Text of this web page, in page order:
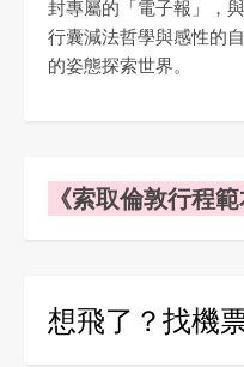
封專屬的「電子報」，
行囊減法哲學與感性的
的姿態探索世界。
《索取倫敦行程範
想飛了？找機